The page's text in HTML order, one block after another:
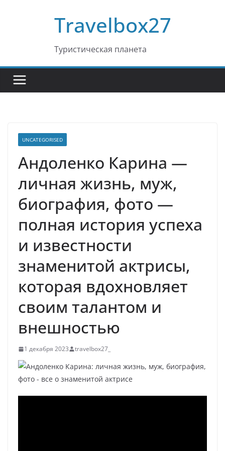
Travelbox27
Туристическая планета
UNCATEGORISED
Андоленко Карина —
личная жизнь, муж,
биография, фото —
полная история успеха
и известности
знаменитой актрисы,
которая вдохновляет
своим талантом и
внешностью
1 декабря 2023 travelbox27_